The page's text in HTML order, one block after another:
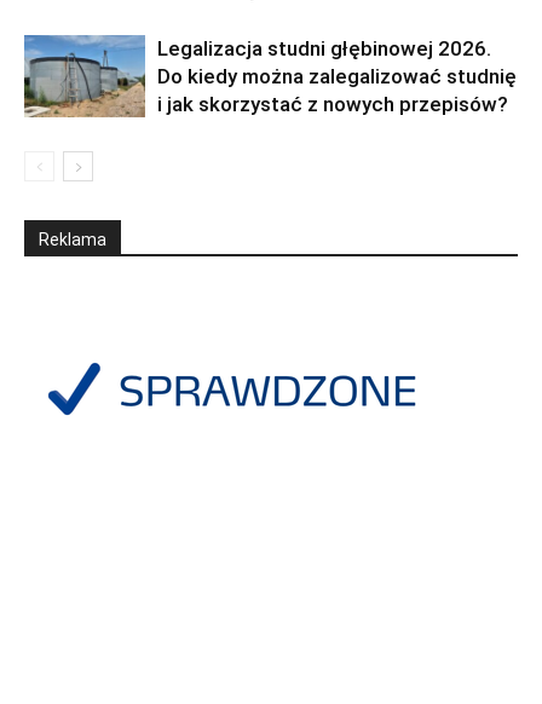
Legalizacja studni głębinowej 2026.
Do kiedy można zalegalizować studnię
i jak skorzystać z nowych przepisów?
Reklama